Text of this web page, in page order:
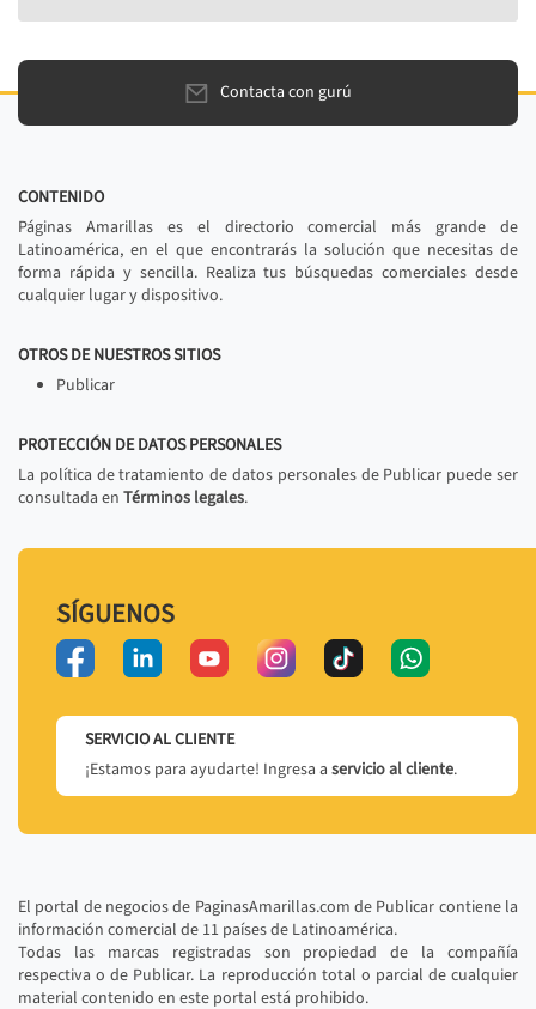
Contacta con gurú
CONTENIDO
Páginas Amarillas es el directorio comercial más grande de
Latinoamérica, en el que encontrarás la solución que necesitas de
forma rápida y sencilla. Realiza tus búsquedas comerciales desde
cualquier lugar y dispositivo.
OTROS DE NUESTROS SITIOS
Publicar
PROTECCIÓN DE DATOS PERSONALES
La política de tratamiento de datos personales de Publicar puede ser
consultada en Términos legales.
SÍGUENOS
SERVICIO AL CLIENTE
¡Estamos para ayudarte! Ingresa a servicio al cliente.
El portal de negocios de PaginasAmarillas.com de Publicar contiene la
información comercial de 11 países de Latinoamérica.
Todas las marcas registradas son propiedad de la compañía
respectiva o de Publicar. La reproducción total o parcial de cualquier
material contenido en este portal está prohibido.